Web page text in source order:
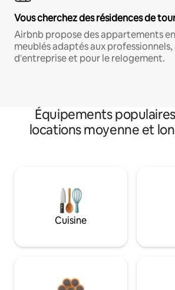
Vous cherchez des résidences de
Airbnb propose des appartements
meublés adaptés aux
d'entreprise et pour le relogement.
Équipements
locations moyenne et
Cuisine